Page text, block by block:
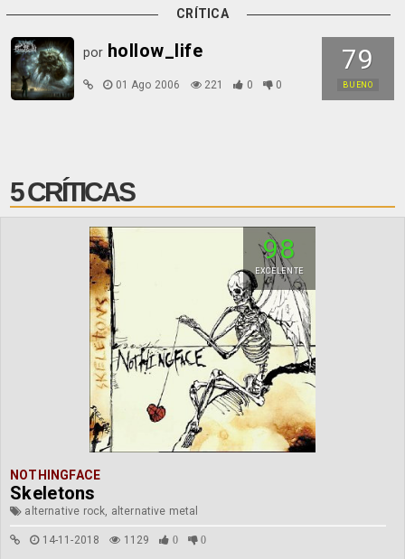
CRÍTICA
79
BUENO
por hollow_life
01 Ago 2006 221 0 0
5 CRÍTICAS
98
EXCELENTE
NOTHINGFACE
Skeletons
alternative rock, alternative metal
14-11-2018 1129 0 0